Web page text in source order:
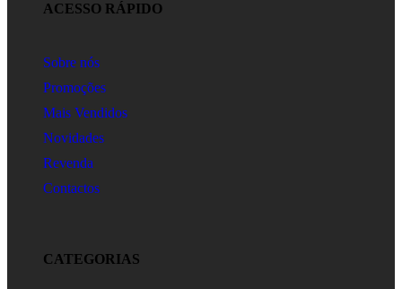
ACESSO RÁPIDO
Sobre nós
Promoções
Mais Vendidos
Novidades
Revenda
Contactos
CATEGORIAS